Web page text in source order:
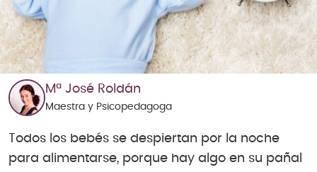
Mª José Roldán
Maestra y Psicopedagoga
Todos los bebés se despiertan por la noche
para alimentarse, porque hay algo en su pañal